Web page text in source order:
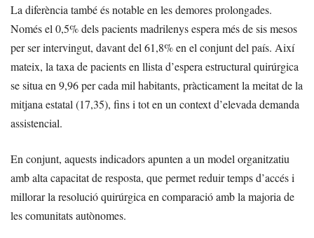
La diferència també és notable en les demores prolongades.
Només el 0,5% dels pacients madrilenys espera més de sis mesos
per ser intervingut, davant del 61,8% en el conjunt del país. Així
mateix, la taxa de pacients en llista d’espera estructural quirúrgica
se situa en 9,96 per cada mil habitants, pràcticament la meitat de la
mitjana estatal (17,35), fins i tot en un context d’elevada demanda
assistencial.
En conjunt, aquests indicadors apunten a un model organitzatiu
amb alta capacitat de resposta, que permet reduir temps d’accés i
millorar la resolució quirúrgica en comparació amb la majoria de
les comunitats autònomes.